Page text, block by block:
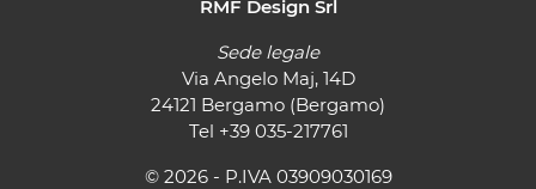
RMF Design Srl
Sede legale
Via Angelo Maj, 14D
24121 Bergamo (Bergamo)
Tel +39 035-217761
© 2026 - P.IVA 03909030169